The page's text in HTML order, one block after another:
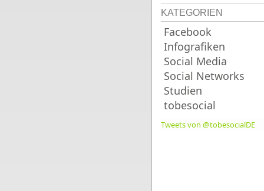
KATEGORIEN
Facebook
Infografiken
Social Media
Social Networks
Studien
tobesocial
Tweets von @tobesocialDE